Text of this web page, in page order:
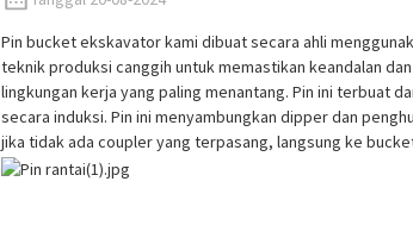
Pin bucket ekskavator kami dibuat secara ahli
teknik produksi canggih untuk memastikan keandalan
lingkungan kerja yang paling menantang. Pin ini terbuat
secara induksi. Pin ini menyambungkan dipper dan
jika tidak ada coupler yang terpasang, langsung ke